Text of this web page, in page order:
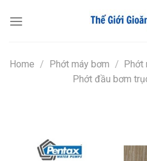
đến
Home / Phớt máy bơm / Phớt
Phớt đầu bơm